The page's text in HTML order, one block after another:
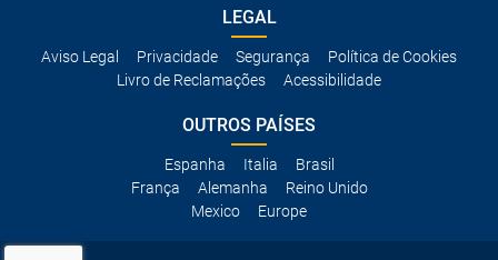
LEGAL
Aviso Legal Privacidade Segurança
Política de Cookies
Livro de Reclamações
Acessibilidade
OUTROS PAÍSES
Espanha Italia
Brasil
França
Alemanha
Reino Unido
Mexico
Europe